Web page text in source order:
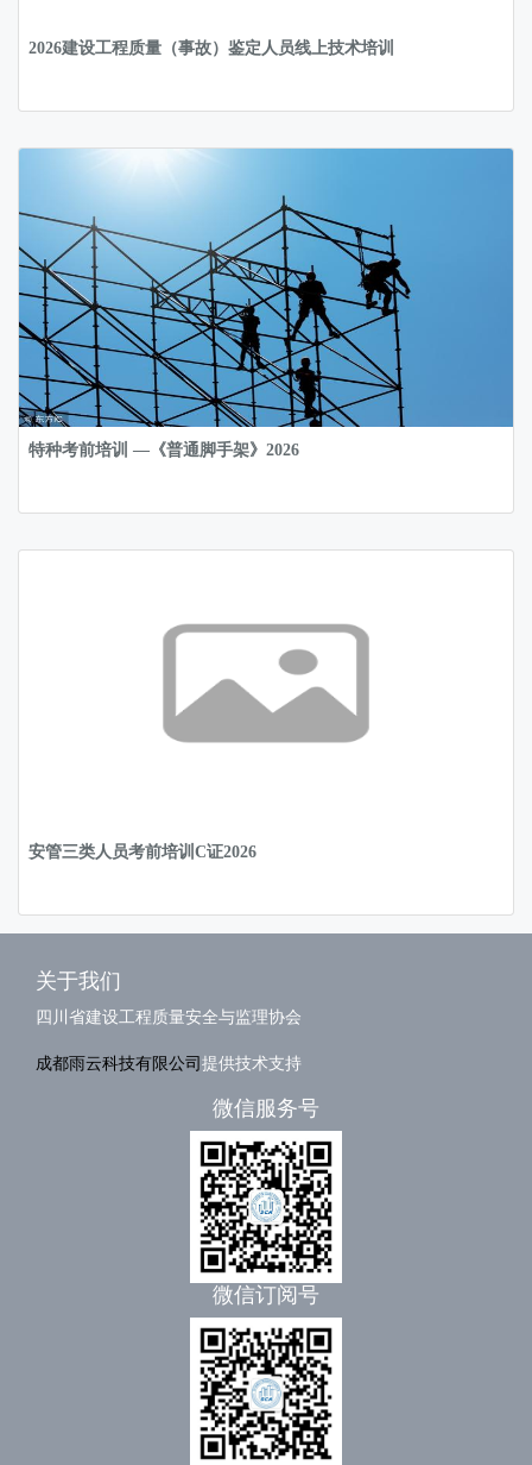
2026建设工程质量（事故）鉴定人员线上技术培训
特种考前培训 —《普通脚手架》2026
安管三类人员考前培训C证2026
关于我们
四川省建设工程质量安全与监理协会
成都雨云科技有限公司提供技术支持
微信服务号
微信订阅号